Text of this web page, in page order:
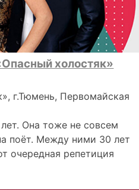
холостяк»
г.Тюмень, Первомайская
Она тоже не совсем
поёт. Между ними 30 лет
очередная репетиция